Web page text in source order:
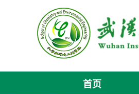
首页